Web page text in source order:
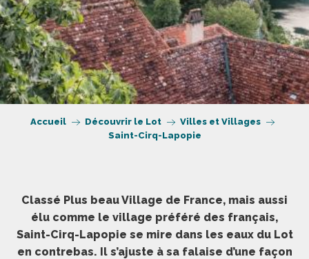
Accueil Découvrir le Lot
Villes et Villages
Saint-Cirq-Lapopie
Classé Plus beau Village de France, mais aussi
élu comme le village préféré des français,
Saint-Cirq-Lapopie se mire dans les eaux du Lot
en contrebas. Il s’ajuste à sa falaise d’une façon